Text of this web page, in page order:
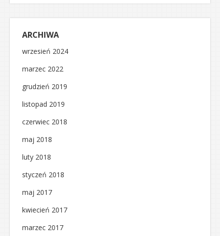
ARCHIWA
wrzesień 2024
marzec 2022
grudzień 2019
listopad 2019
czerwiec 2018
maj 2018
luty 2018
styczeń 2018
maj 2017
kwiecień 2017
marzec 2017